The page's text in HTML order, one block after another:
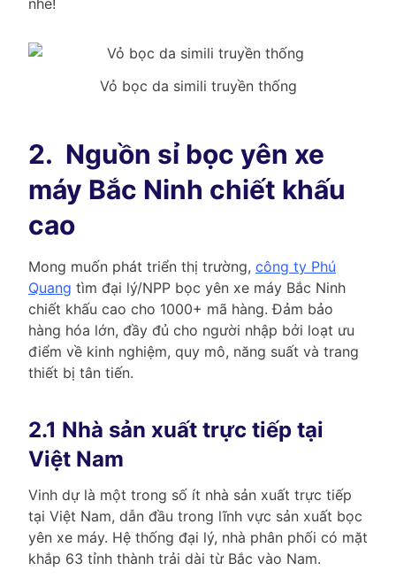
Vỏ bọc da simili truyền thống
2. Nguồn sỉ bọc yên xe
máy Bắc Ninh chiết khấu
cao
Mong muốn phát triển thị trường, công ty Phú
Quang tìm đại lý/NPP bọc yên xe máy Bắc Ninh
chiết khấu cao cho 1000+ mã hàng. Đảm bảo
hàng hóa lớn, đầy đủ cho người nhập bởi loạt ưu
điểm về kinh nghiệm, quy mô, năng suất và trang
thiết bị tân tiến.
2.1 Nhà sản xuất trực tiếp tại
Việt Nam
Vinh dự là một trong số ít nhà sản xuất trực tiếp
tại Việt Nam, dẫn đầu trong lĩnh vực sản xuất bọc
yên xe máy. Hệ thống đại lý, nhà phân phối có mặt
khắp 63 tỉnh thành trải dài từ Bắc vào Nam.